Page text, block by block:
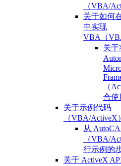
（VBA/
关于如何
中实现
VBA（
关于
（
合使
关于示例代码
（VBA/ActiveX）
从
（VBA/
行示例的
关于 ActiveX